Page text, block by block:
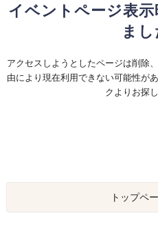
イベントページ表
まし
アクセスしようとしたページは削除
由により現在利用できない可能性が
クよりお探
トップペ